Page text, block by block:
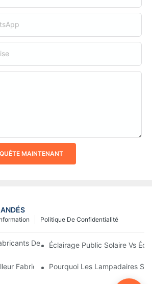
MAINTENANT
Politique De Confidentialité
De Lampadaires Solaires Au Monde
Éclairage Public Solaire Vs
Fabricant De Lampadaires Solaires ?
Pourquoi Les Lampadaires